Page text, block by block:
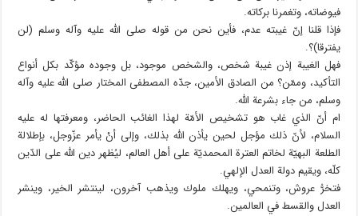
فيوضاته، وتغمرنا بركاته.
فإذا قلنا إنّ غيبته عدم، فأين نحن من قوله صلى الله عليه وآله وسلم (لن
يفترقا)؟.
فهل الغيبة إذن غيبة شخص، والشخص موجود، بل وجوده مؤكّد بكل أنواع
التأكيد، وممّن؟ من الصادق الأمين، جدّه المصطفى المختار صلى الله عليه وآله
وسلم، من جاء بشرعة الله.
ام أنّ الذي غاب هو تشخيص الأمّة لهذا الغائب الحاضر، ومعرفتها له عليه
السلام، لأنّ ذلك مؤجل لحين يأذن الله بذلك، وإلى أنْ يأمر عزّوجل، بإطلالة
الطلعة البهيّة لخاتم العترة المحمديّة على أهل العالم، ليُظهر دين الله على الدّين
كلّه، ويقيم دولة العدل الإلهي.
فتخرُّ عروش، وتنمحي، ويهلك ملوك ويذهب آخرون، لينتشر الخير، وينشر
العدل والقسط في العالمين.